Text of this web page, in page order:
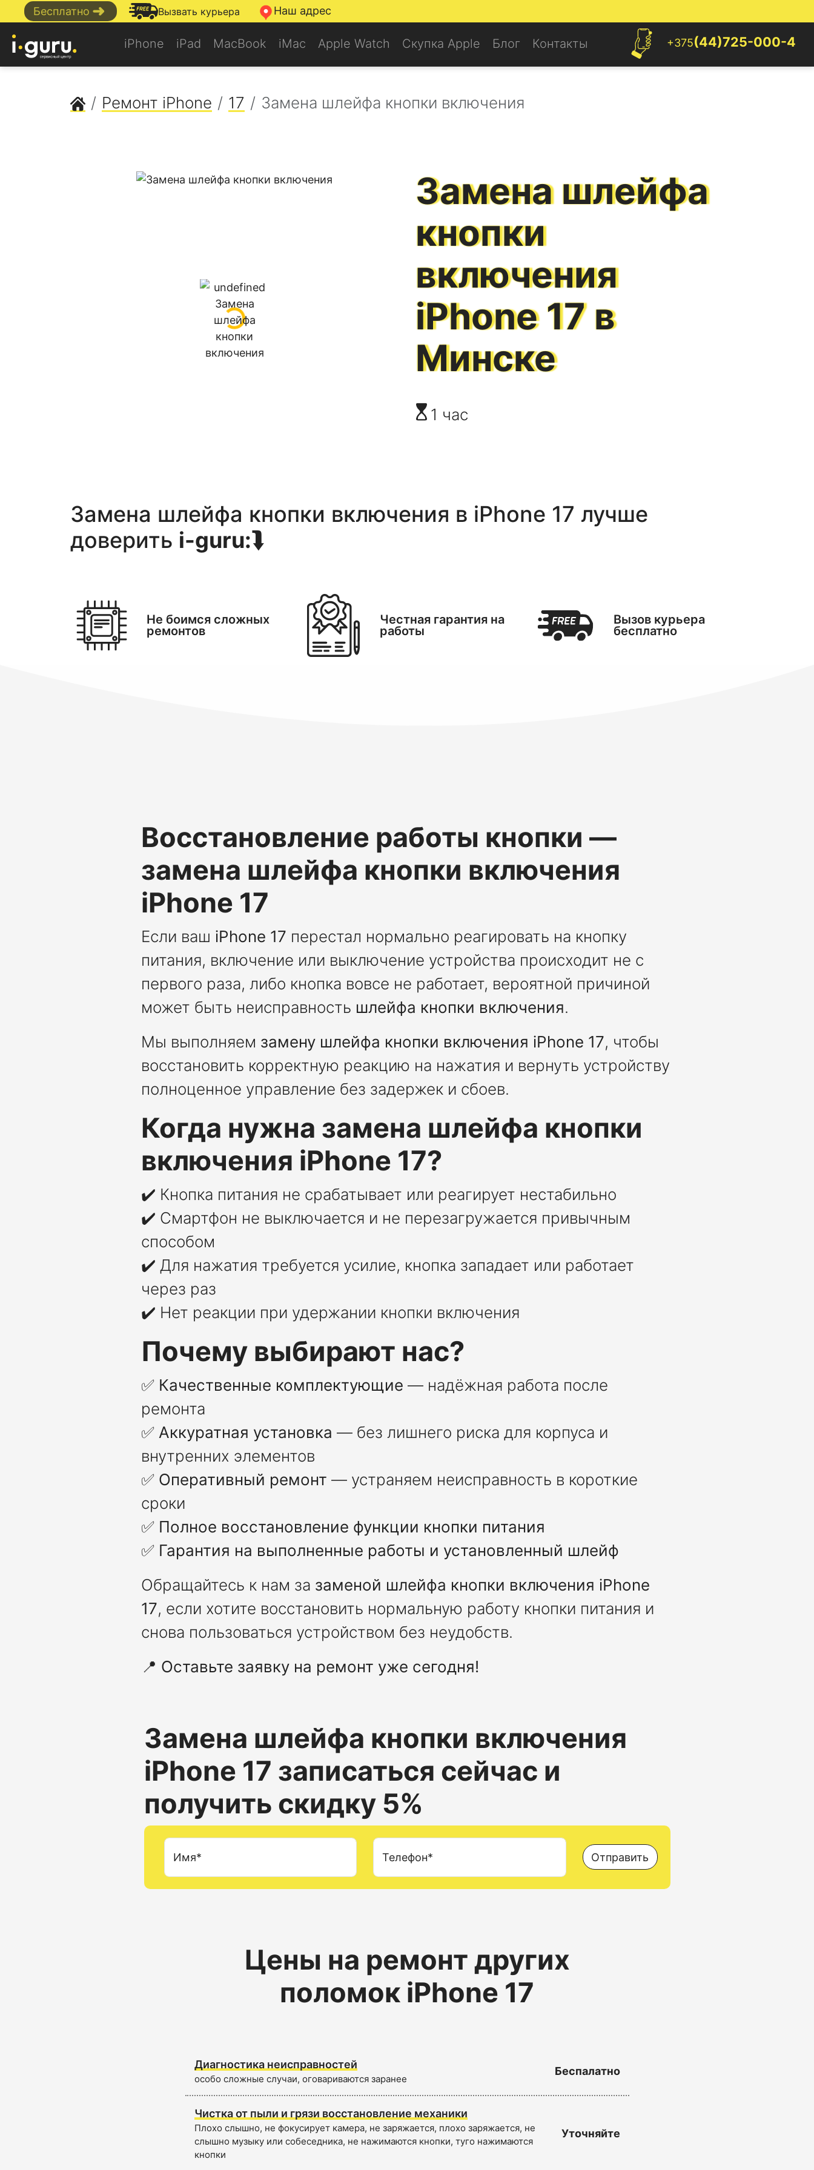
Бесплатно ➜ Вызвать курьера Наш адрес
iPhone iPad MacBook iMac Apple Watch Скупка Apple Блог Контакты +375(44)725-000-4
Сервисный центр Apple
Ремонт iPhone 17 Замена шлейфа кнопки включения
Замена шлейфа
кнопки
включения
iPhone 17в
Минске
1 час
Замена шлейфа кнопки включения в iPhone 17 лучше
доверить i-guru:⮯
Не боимся сложных
ремонтов
Честная гарантия на
работы
Вызов курьера
бесплатно
Восстановление работы кнопки —
замена шлейфа кнопки включения
iPhone 17
Если ваш iPhone 17 перестал нормально реагировать на кнопку
питания, включение или выключение устройства происходит не с
первого раза, либо кнопка вовсе не работает, вероятной причиной
может быть неисправность шлейфа кнопки включения.
Мы выполняем замену шлейфа кнопки включения iPhone 17, чтобы
восстановить корректную реакцию на нажатия и вернуть устройству
полноценное управление без задержек и сбоев.
Когда нужна замена шлейфа кнопки
включения iPhone 17?
✔️ Кнопка питания не срабатывает или реагирует нестабильно
✔️ Смартфон не выключается и не перезагружается привычным
способом
✔️ Для нажатия требуется усилие, кнопка западает или работает
через раз
✔️ Нет реакции при удержании кнопки включения
Почему выбирают нас?
✅ Качественные комплектующие — надёжная работа после
ремонта
✅ Аккуратная установка — без лишнего риска для корпуса и
внутренних элементов
✅ Оперативный ремонт — устраняем неисправность в короткие
сроки
✅ Полное восстановление функции кнопки питания
✅ Гарантия на выполненные работы и установленный шлейф
Обращайтесь к нам за заменой шлейфа кнопки включения iPhone
17, если хотите восстановить нормальную работу кнопки питания и
снова пользоваться устройством без неудобств.
📍 Оставьте заявку на ремонт уже сегодня!
Замена шлейфа кнопки включения
iPhone 17 записаться сейчас и
получить скидку 5%
Имя* Телефон* Отправить
Цены на ремонт других
поломок iPhone 17
Диагностика неисправностей
особо сложные случаи, оговариваются заранее
Беспалатно
Чистка от пыли и грязи восстановление механики
Плохо слышно, не фокусирует камера, не заряжается, плохо заряжается, не
слышно музыку или собеседника, не нажимаются кнопки, туго нажимаются
кнопки
Уточняйте